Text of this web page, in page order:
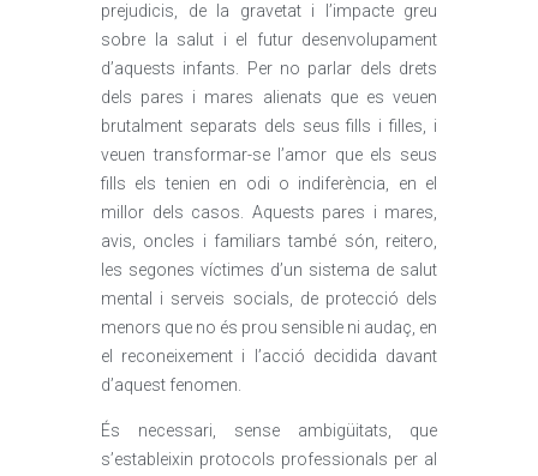
prejudicis, de la gravetat i l’impacte greu
sobre la salut i el futur desenvolupament
d’aquests infants. Per no parlar dels drets
dels pares i mares alienats que es veuen
brutalment separats dels seus fills i filles, i
veuen transformar-se l’amor que els seus
fills els tenien en odi o indiferència, en el
millor dels casos. Aquests pares i mares,
avis, oncles i familiars també són, reitero,
les segones víctimes d’un sistema de salut
mental i serveis socials, de protecció dels
menors que no és prou sensible ni audaç, en
el reconeixement i l’acció decidida davant
d’aquest fenomen.
És necessari, sense ambigüitats, que
s’estableixin protocols professionals per al